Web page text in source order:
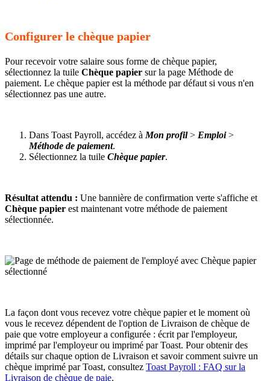
Configurer le chèque papier
Pour recevoir votre salaire sous forme de chèque papier,
sélectionnez la tuile Chèque papier sur la page Méthode de
paiement. Le chèque papier est la méthode par défaut si vous n'en
sélectionnez pas une autre.
Dans Toast Payroll, accédez à Mon profil> Emploi>
Méthode de paiement.
Sélectionnez la tuile Chèque papier.
Résultat attendu : Une bannière de confirmation verte s'affiche et
Chèque papier est maintenant votre méthode de paiement
sélectionnée.
La façon dont vous recevez votre chèque papier et le moment où
vous le recevez dépendent de l'option de Livraison de chèque de
paie que votre employeur a configurée : écrit par l'employeur,
imprimé par l'employeur ou imprimé par Toast. Pour obtenir des
détails sur chaque option de Livraison et savoir comment suivre un
chèque imprimé par Toast, consultez Toast Payroll : FAQ sur la
Livraison de chèque de paie.